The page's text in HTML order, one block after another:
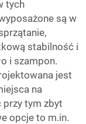
tych
są w
stabilność i
i szampon.
jest
na
przy tym zbyt
opcje to m.in.